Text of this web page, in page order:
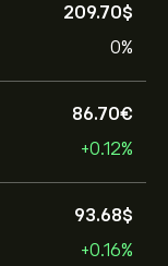
209.70‎$‎
0%
86.70‎€‎
+0.12%
93.68‎$‎
+0.16%